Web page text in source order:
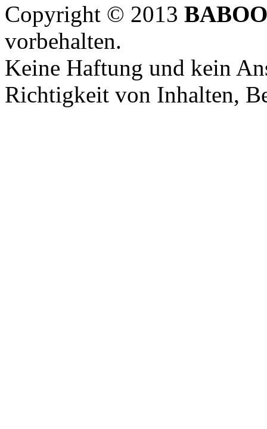
Copyright © 2013
vorbehalten.
Keine Haftung und kein
Richtigkeit von Inhalten,